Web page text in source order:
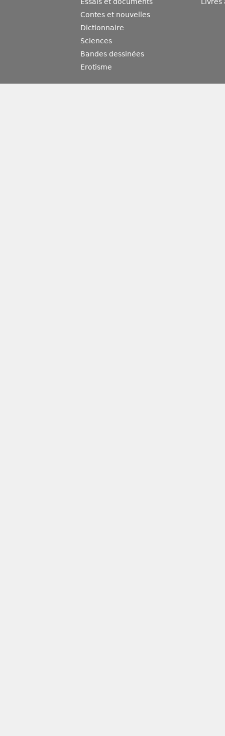
Essais et documents
Contes et nouvelles
Dictionnaire
Sciences
Bandes dessinées
Erotisme
Livres